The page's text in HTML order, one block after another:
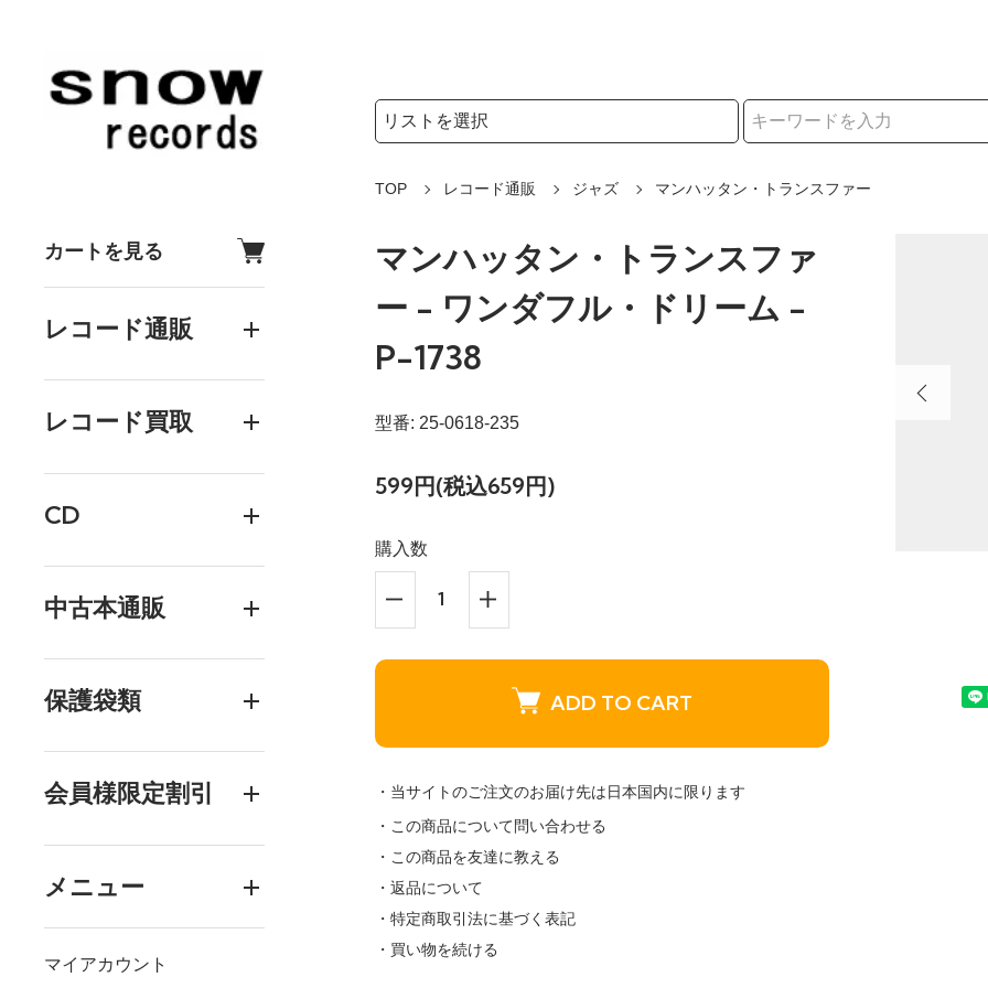
カートを見る
レコード通販
レコード買取
CD
中古本通販
保護袋類
会員様限定割引
メニュー
マイアカウント
検索リストの選択
TOP レコード通販 ジャズ マンハッタン・トランスファー
マンハッタン・トランスファ
ー - ワンダフル・ドリーム -
P-1738
型番: 25-0618-235
599円(税込659円)
購入数
ADD TO CART
・当サイトのご注文のお届け先は日本国内に限ります
・この商品について問い合わせる
・この商品を友達に教える
・返品について
・特定商取引法に基づく表記
・買い物を続ける